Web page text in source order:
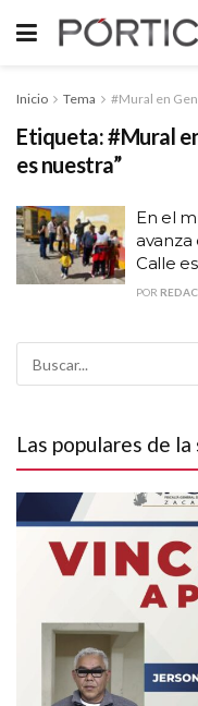
Inicio Tema #Mural en
Etiqueta:#Mural
es nuestra”
En el
Calle
POR
Las populares de la